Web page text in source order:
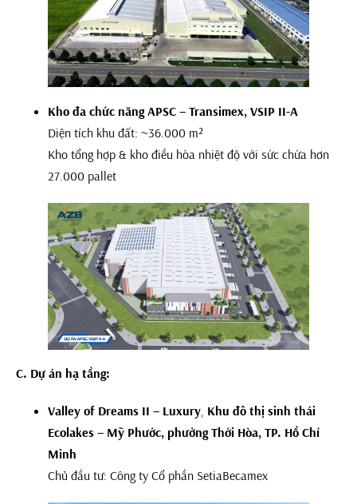
Kho đa chức năng APSC – Transimex, VSIP II-A
Diện tích khu đất: ~36.000 m²
Kho tổng hợp & kho điều hòa nhiệt độ với sức chứa hơn
27.000 pallet
C. Dự án hạ tầng:
Valley of Dreams II – Luxury Khu đô thị sinh thái
Ecolakes – Mỹ Phước, phường Thới Hòa, TP. Hồ Chí
Minh
Chủ đầu tư: Công ty Cổ phần SetiaBecamex